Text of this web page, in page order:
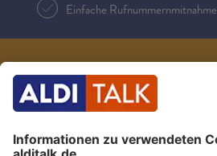
Einfache Rufnummernmitnahme